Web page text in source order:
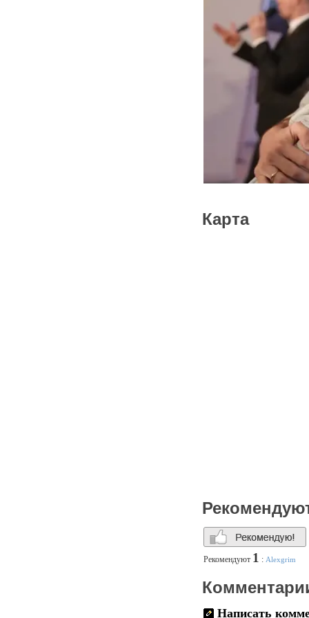
Международные
Бизнес-семинары и
Презентации и product
Корпоративные собрания
Нетворкинг-ивенты и
Дворец Культур — это не
продуктивности и
Карта
Рекомендуют 1 : Alexgrim
Написать